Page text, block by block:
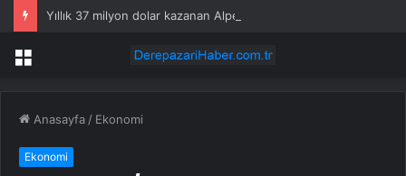
Menü
Anasayfa / Ekonomi
Ekonomi